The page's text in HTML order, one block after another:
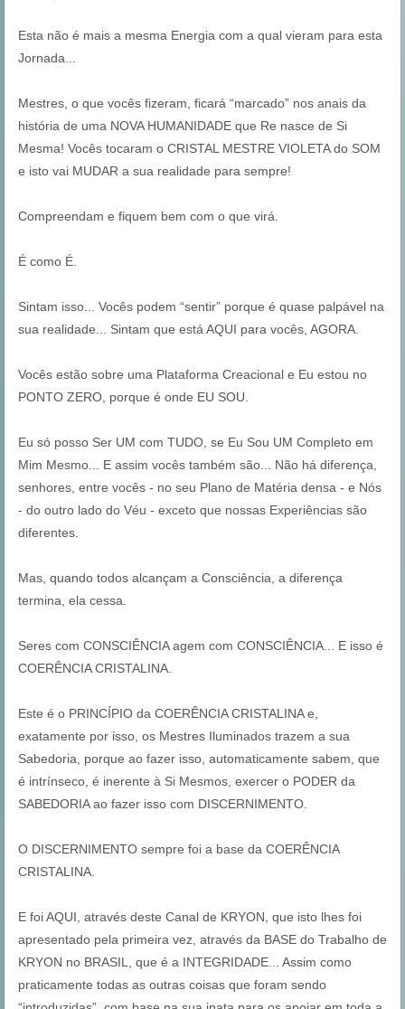
Esta não é mais a mesma Energia com a qual vieram para esta
Jornada...
Mestres, o que vocês fizeram, ficará “marcado” nos anais da
história de uma NOVA HUMANIDADE que Re nasce de Si
Mesma! Vocês tocaram o CRISTAL MESTRE VIOLETA do SOM
e isto vai MUDAR a sua realidade para sempre!
Compreendam e fiquem bem com o que virá.
É como É.
Sintam isso... Vocês podem “sentir” porque é quase palpável na
sua realidade... Sintam que está AQUI para vocês, AGORA.
Vocês estão sobre uma Plataforma Creacional e Eu estou no
PONTO ZERO, porque é onde EU SOU.
Eu só posso Ser UM com TUDO, se Eu Sou UM Completo em
Mim Mesmo... E assim vocês também são... Não há diferença,
senhores, entre vocês - no seu Plano de Matéria densa - e Nós
- do outro lado do Véu - exceto que nossas Experiências são
diferentes.
Mas, quando todos alcançam a Consciência, a diferença
termina, ela cessa.
Seres com CONSCIÊNCIA agem com CONSCIÊNCIA... E isso é
COERÊNCIA CRISTALINA.
Este é o PRINCÍPIO da COERÊNCIA CRISTALINA e,
exatamente por isso, os Mestres Iluminados trazem a sua
Sabedoria, porque ao fazer isso, automaticamente sabem, que
é intrínseco, é inerente à Si Mesmos, exercer o PODER da
SABEDORIA ao fazer isso com DISCERNIMENTO.
O DISCERNIMENTO sempre foi a base da COERÊNCIA
CRISTALINA.
E foi AQUI, através deste Canal de KRYON, que isto lhes foi
apresentado pela primeira vez, através da BASE do Trabalho de
KRYON no BRASIL, que é a INTEGRIDADE... Assim como
praticamente todas as outras coisas que foram sendo